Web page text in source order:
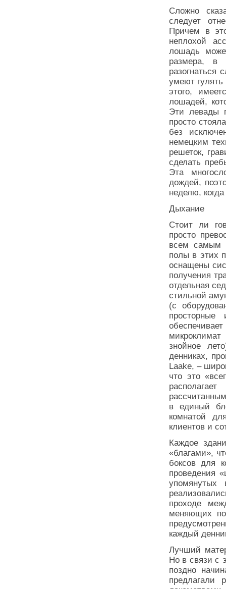
Сложно
следует
Причем в
неплохой
лошадь
размера, в
разогнаться
умеют
этого,
лошадей,
Эти левады
просто
без
немецким
решеток,
сделать
Эта
дождей,
неделю,
Дыхание
Стоит ли
просто
всем самым
полы в этих
оснащены
получения
отдельная
стильной
(с
просторные
знойное
денниках,
Laake, –
что это
в единый
комнатой
клиентов и
Каждое
«благами»,
боксов для
проведения
упомянутых
проходе
меняющих
каждый
Лучший
Но в связи с
поздно
предлагали